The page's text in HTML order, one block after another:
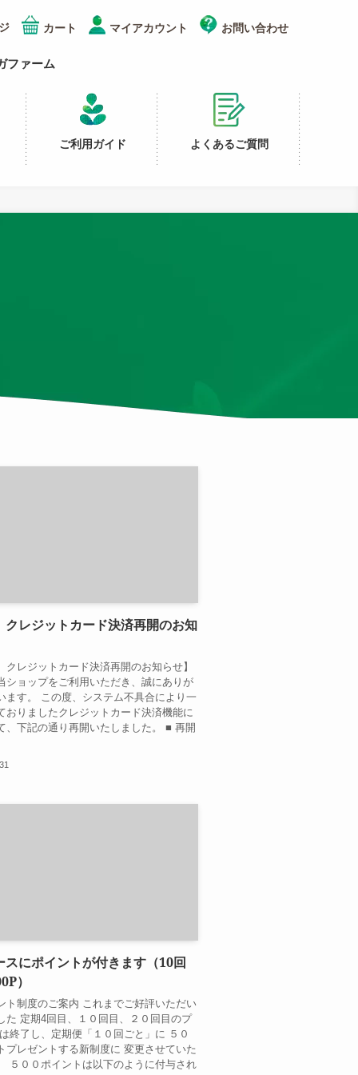
カート マイアカウント お問い合わせ
ファーム
ご利用ガイド よくあるご質問
クレジットカード決済再開のお知
クレジットカード決済再開のお知らせ】
ショップをご利用いただき、誠にありが
ます。 この度、システム不具合により一
おりましたクレジットカード決済機能に
、下記の通り再開いたしました。 ■ 再開
スにポイントが付きます（10回
）
ト制度のご案内 これまでご好評いただい
た 定期4回目、１０回目、２０回目のプ
終了し、定期便「１０回ごと」に ５０
プレゼントする新制度に 変更させていた
５００ポイントは以下のように付与され